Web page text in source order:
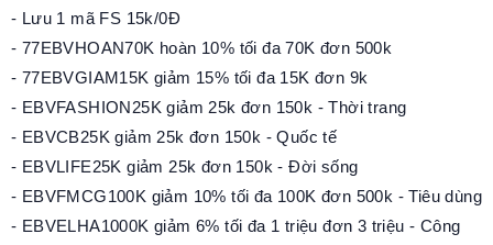
- Lưu 1 mã FS 15k/0Đ
- 77EBVHOAN70K hoàn 10% tối đa 70K đơn 500k
- 77EBVGIAM15K giảm 15% tối đa 15K đơn 9k
- EBVFASHION25K giảm 25k đơn 150k - Thời trang
- EBVCB25K giảm 25k đơn 150k - Quốc tế
- EBVLIFE25K giảm 25k đơn 150k - Đời sống
- EBVFMCG100K giảm 10% tối đa 100K đơn 500k - Tiêu dùng
- EBVELHA1000K giảm 6% tối đa 1 triệu đơn 3 triệu - Công